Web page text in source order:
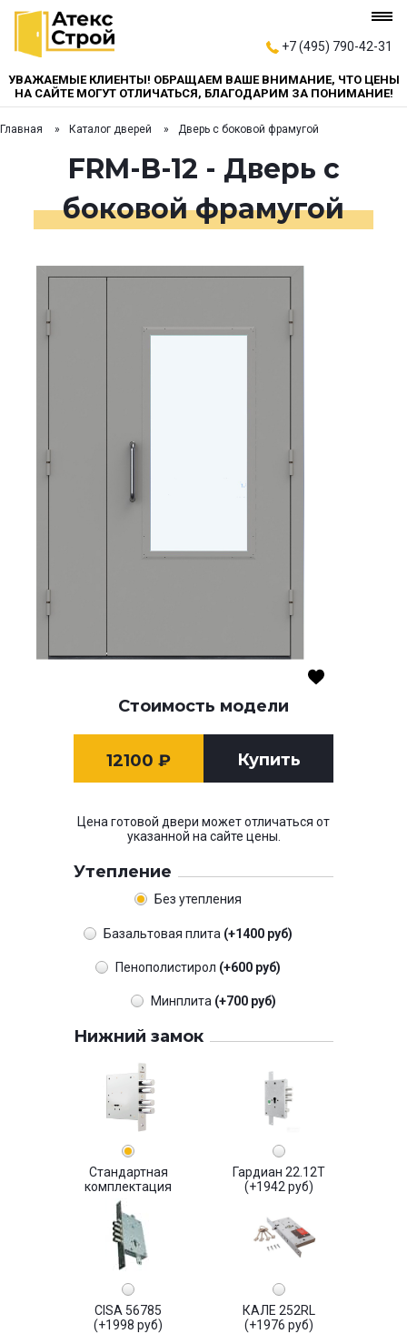
+7 (495) 790-42-31
УВАЖАЕМЫЕ КЛИЕНТЫ! ОБРАЩАЕМ ВАШЕ ВНИМАНИЕ, ЧТО ЦЕНЫ
НА САЙТЕ МОГУТ ОТЛИЧАТЬСЯ, БЛАГОДАРИМ ЗА ПОНИМАНИЕ!
Главная Каталог дверей Дверь с боковой фрамугой
FRM-B-12 - Дверь с
боковой фрамугой
Стоимость модели
12100 ₽ Купить
Цена готовой двери может отличаться от
указанной на сайте цены.
Утепление
Без утепления
Базальтовая плита (+1400 руб)
Пенополистирол (+600 руб)
Минплита (+700 руб)
Нижний замок
Стандартная
комплектация
Гардиан 22.12Т
(+1942 руб)
CISA 56785
(+1998 руб)
КАЛЕ 252RL
(+1976 руб)